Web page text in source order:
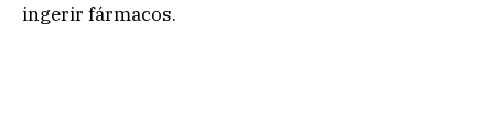
ingerir fármacos.